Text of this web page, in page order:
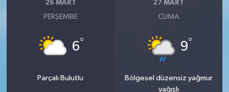
26 MART
PERŞEMBE
6°
Parçalı Bulutlu
27 MART
CUMA
9°
Bölgesel düzensiz yağmur
yağışlı